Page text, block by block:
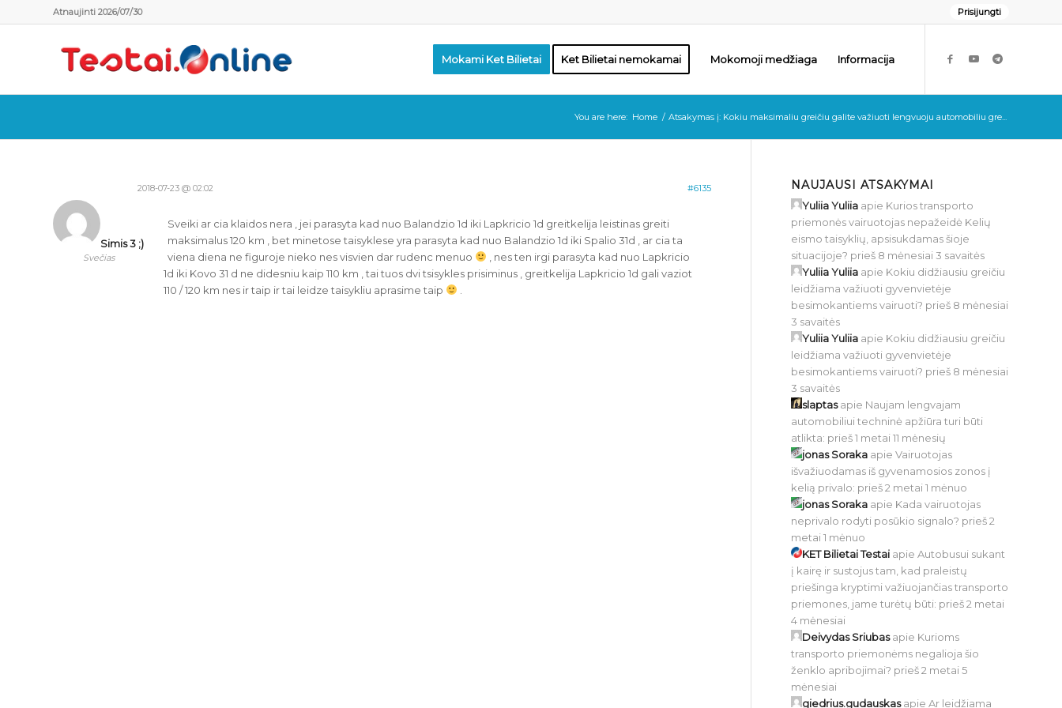
Prisijungti
Atnaujinti 2026/07/30
Mokami Ket Bilietai Ket Bilietai nemokamai Mokomoji medžiaga Informacija
You are here: Home / Atsakymas į: Kokiu maksimaliu greičiu galite važiuoti lengvuoju automobiliu gre...
2018-07-23 @ 02:02 #6135
Simis 3 ;)
Svečias
Sveiki ar cia klaidos nera , jei parasyta kad nuo Balandzio 1d iki Lapkricio 1d greitkelija leistinas greiti
maksimalus 120 km , bet minetose taisyklese yra parasyta kad nuo Balandzio 1d iki Spalio 31d , ar cia ta
viena diena ne figuroje nieko nes visvien dar rudenc menuo
, nes ten irgi parasyta kad nuo Lapkricio
1d iki Kovo 31 d ne didesniu kaip 110 km , tai tuos dvi tsisykles prisiminus , greitkelija Lapkricio 1d gali vaziot
110 / 120 km nes ir taip ir tai leidze taisykliu aprasime taip
NAUJAUSI ATSAKYMAI
Yuliia Yuliia apie Kurios transporto
priemonės vairuotojas nepažeidė Kelių
eismo taisyklių, apsisukdamas šioje
situacijoje? prieš 8 mėnesiai 3 savaitės
Yuliia Yuliia apie Kokiu didžiausiu greičiu
leidžiama važiuoti gyvenvietėje
besimokantiems vairuoti? prieš 8 mėnesiai
3 savaitės
Yuliia Yuliia apie Kokiu didžiausiu greičiu
leidžiama važiuoti gyvenvietėje
besimokantiems vairuoti? prieš 8 mėnesiai
3 savaitės
slaptasapie Naujam lengvajam
automobiliui techninė apžiūra turi būti
atlikta: prieš 1 metai 11 mėnesių
jonas Soraka apieVairuotojas
išvažiuodamas iš gyvenamosios zonos į
kelią privalo: prieš 2 metai 1 mėnuo
jonas Soraka apie Kada vairuotojas
neprivalo rodyti posūkio signalo? prieš 2
metai 1 mėnuo
KET Bilietai Testai apieAutobusui sukant
į kairę ir sustojus tam, kad praleistų
priešinga kryptimi važiuojančias transporto
priemones, jame turėtų būti: prieš 2 metai
4 mėnesiai
Deivydas Sriubasapie Kurioms
transporto priemonėms negalioja šio
ženklo apribojimai? prieš 2 metai 5
mėnesiai
giedrius.gudauskasapieAr leidžiama